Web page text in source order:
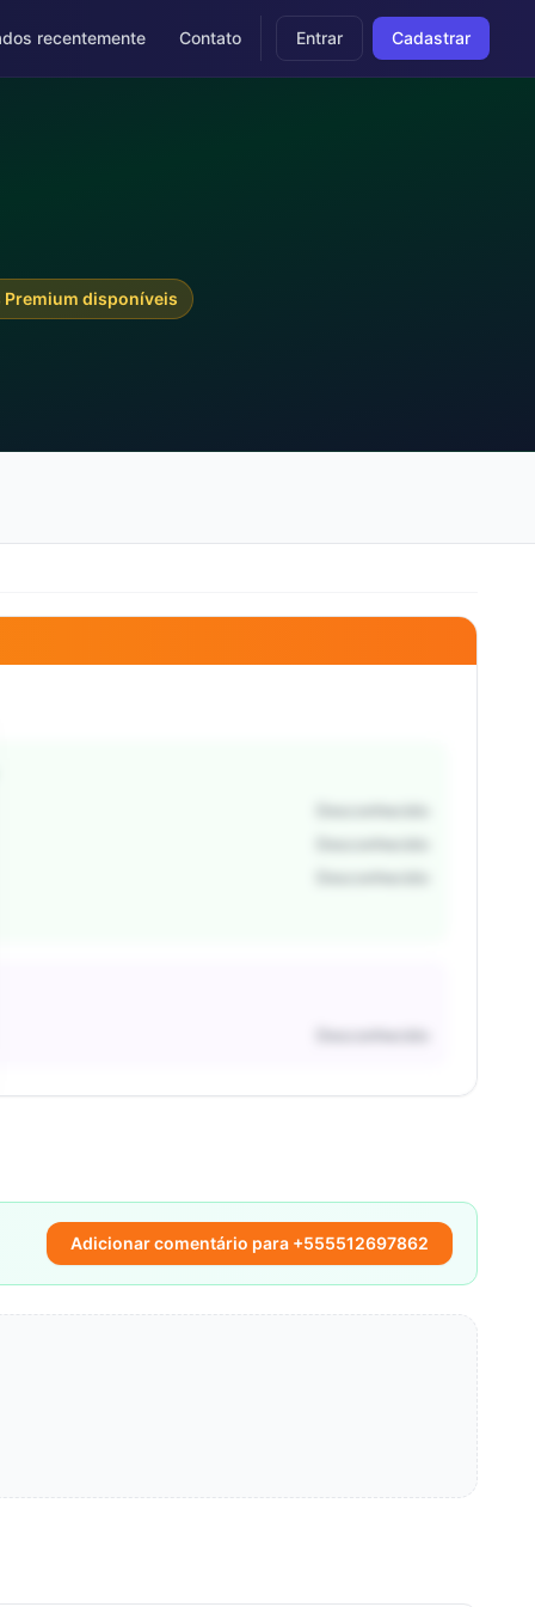
recentemente Contato Entrar Cadastrar
Premium disponíveis
Adicionar comentário para +555512697862